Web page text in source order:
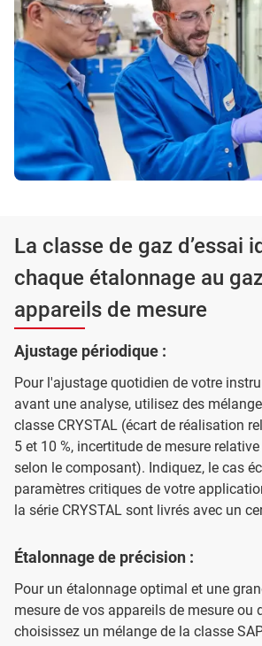
La classe de gaz d’essai
chaque étalonnage au
appareils de mesure
Ajustage périodique :
Pour l'ajustage quotidien de votre
avant une analyse, utilisez des
classe CRYSTAL (écart de réalisation
5 et 10 %, incertitude de mesure
selon le composant). Indiquez, le cas
paramètres critiques de votre
la série CRYSTAL sont livrés avec un
Étalonnage de précision :
Pour un étalonnage optimal et une
mesure de vos appareils de mesure ou
choisissez un mélange de la classe